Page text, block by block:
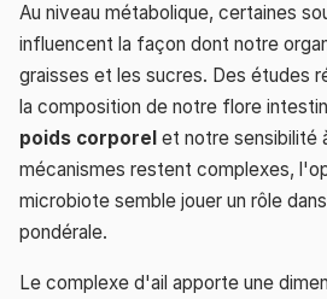
Au niveau métabolique, certaines
influencent la façon dont notre
graisses et les sucres. Des études
la composition de notre flore
poids corporel et notre sensibilité
mécanismes restent complexes,
microbiote semble jouer un rôle
pondérale.
Le complexe d'ail apporte une